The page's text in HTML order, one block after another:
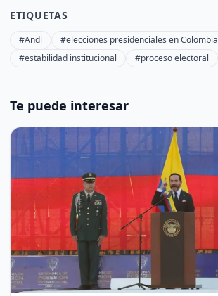
ETIQUETAS
#Andi
#elecciones presidenciales en Colombia
#estabilidad institucional
#proceso electoral
Te puede interesar